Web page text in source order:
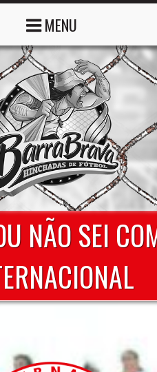
MENU
NÃO SEI